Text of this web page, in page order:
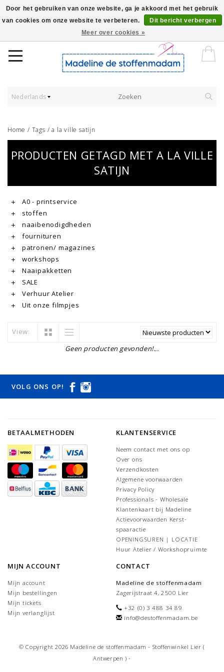
Worldwide Shipping - Onze stoffen worden verkocht per 10 cm.
Nederlands
Home / Tags /a la ville satijn
PRODUCTEN GETAGD MET A LA VILLE
SATIJN
A0 - printservice
stoffen
naaibenodigdheden
fournituren
patronen/ magazines
workshops
Naaipakketten
SALE
Verhuur Atelier
Uit onze filmpjes
View:
Geen producten gevonden!...
VOLG ONS OP!
BETAALMETHODEN KLANTENSERVICE
Neem contact met ons op
Over ons
Verzendkosten
Algemene voorwaarden
Privacy Policy
Professionals - Wholesale
Klantenkaart bij Madeline
Actievoorwaarden Kerst-
spaaractie
OPENINGSUREN | LOCATIE
Huur Atelier / Workshopruimte
MIJN ACCOUNT
Mijn account
Mijn bestellingen
Mijn tickets
Mijn verlanglijst
CONTACT
Madeline de stoffenmadam
Zagerijstraat 4, 2500 Lier
+32 (0) 3 488 34 89
info@destoffenmadam.be
© Copyright 2026 Madeline de stoffenmadam - Stoffenwinkel Lier (
Antwerpen ) -
Door het gebruiken van onze website, ga je akkoord met het gebruik
van cookies om onze website te verbeteren.
Dit bericht verbergen
Meer over cookies »